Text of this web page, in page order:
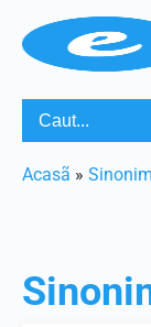
Acasã »